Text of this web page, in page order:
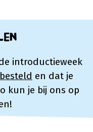
introductieweek
en dat je
kun je bij ons op